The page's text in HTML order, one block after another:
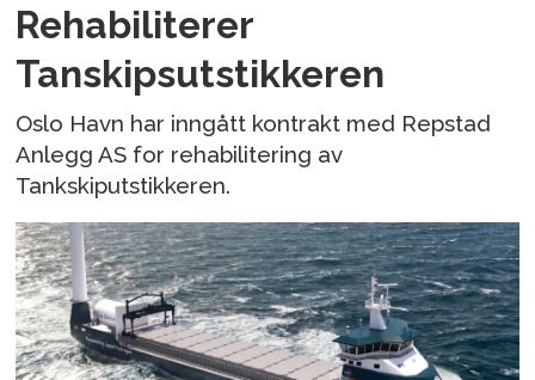
Rehabiliterer
Tanskipsutstikkeren
Oslo Havn har inngått kontrakt med Repstad
Anlegg AS for rehabilitering av
Tankskiputstikkeren.